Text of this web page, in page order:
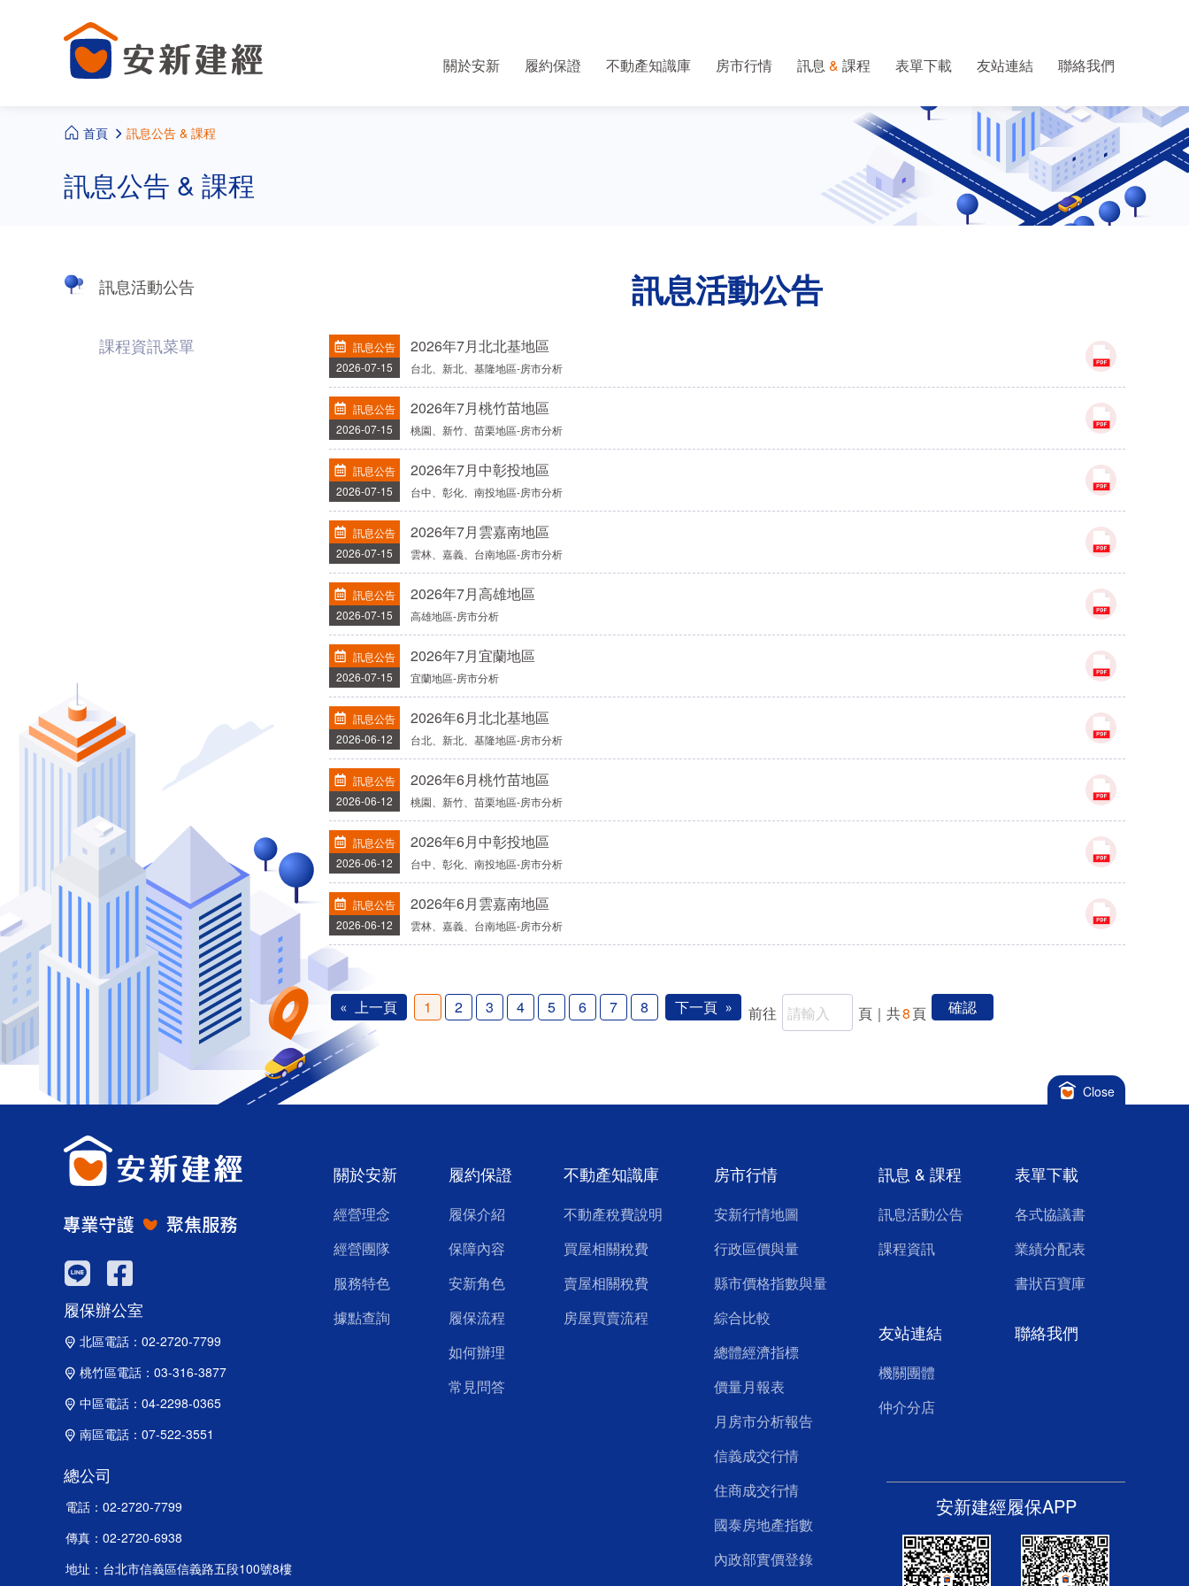
關於安新 履約保證 不動產知識庫 房市行情 訊息 & 課程 表單下載 友站連結 聯絡我們
首頁 訊息公告 & 課程
訊息公告 & 課程
訊息活動公告
課程資訊菜單
訊息活動公告
訊息公告
2026-07-15
2026年7月北北基地區
台北、新北、基隆地區-房市分析
訊息公告
2026-07-15
2026年7月桃竹苗地區
桃園、新竹、苗栗地區-房市分析
訊息公告
2026-07-15
2026年7月中彰投地區
台中、彰化、南投地區-房市分析
訊息公告
2026-07-15
2026年7月雲嘉南地區
雲林、嘉義、台南地區-房市分析
訊息公告
2026-07-15
2026年7月高雄地區
高雄地區-房市分析
訊息公告
2026-07-15
2026年7月宜蘭地區
宜蘭地區-房市分析
訊息公告
2026-06-12
2026年6月北北基地區
台北、新北、基隆地區-房市分析
訊息公告
2026-06-12
2026年6月桃竹苗地區
桃園、新竹、苗栗地區-房市分析
訊息公告
2026-06-12
2026年6月中彰投地區
台中、彰化、南投地區-房市分析
訊息公告
2026-06-12
2026年6月雲嘉南地區
雲林、嘉義、台南地區-房市分析
上一頁 1 2 3 4 5 6 7 8 下一頁 前往 頁｜共8頁 確認
關於安新
經營理念
經營團隊
服務特色
據點查詢
履約保證
履保介紹
保障內容
安新角色
履保流程
如何辦理
常見問答
不動產知識庫
不動產稅費說明
買屋相關稅費
賣屋相關稅費
房屋買賣流程
房市行情
安新行情地圖
行政區價與量
縣市價格指數與量
綜合比較
總體經濟指標
價量月報表
月房市分析報告
信義成交行情
住商成交行情
國泰房地產指數
內政部實價登錄
訊息 & 課程
訊息活動公告
課程資訊
表單下載
各式協議書
業績分配表
書狀百寶庫
友站連結
機關團體
仲介分店
聯絡我們
履保辦公室
北區電話： 02-2720-7799
桃竹區電話： 03-316-3877
中區電話： 04-2298-0365
南區電話： 07-522-3551
總公司
電話： 02-2720-7799
傳真： 02-2720-6938
地址： 台北市信義區信義路五段100號8樓
安新建經履保APP